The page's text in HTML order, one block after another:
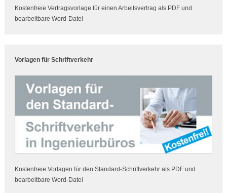
Kostenfreie Vertragsvorlage für einen Arbeitsvertrag als PDF und
bearbeitbare Word-Datei
Vorlagen für Schriftverkehr
Kostenfreie Vorlagen für den Standard-Schriftverkehr als PDF und
bearbeitbare Word-Datei